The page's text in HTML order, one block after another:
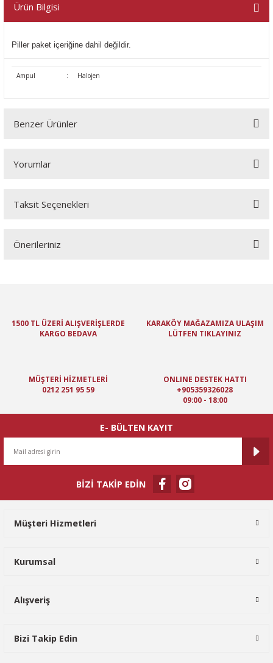
Ürün Bilgisi
Piller paket içeriğine dahil değildir.
Ampul : Halojen
Benzer Ürünler
Yorumlar
Taksit Seçenekleri
Önerileriniz
Ürün resmi kalitesiz, bozuk veya görüntülenemiyor.
Ürün bilgilerinde hatalar bulunuyor.
Ürün fiyatı diğer sitelerden daha pahalı.
Gönder
1500 TL ÜZERİ ALIŞVERİŞLERDE
KARGO BEDAVA
KARAKÖY MAĞAZAMIZA ULAŞIM
LÜTFEN TIKLAYINIZ
MÜŞTERİ HİZMETLERİ
0212 251 95 59
ONLINE DESTEK HATTI
+905359326028
09:00 - 18:00
E- BÜLTEN KAYIT
BİZİ TAKİP EDİN
Müşteri Hizmetleri
Kurumsal
Alışveriş
Bizi Takip Edin